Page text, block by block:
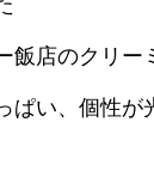
飯店のクリー
ぱい、個性が